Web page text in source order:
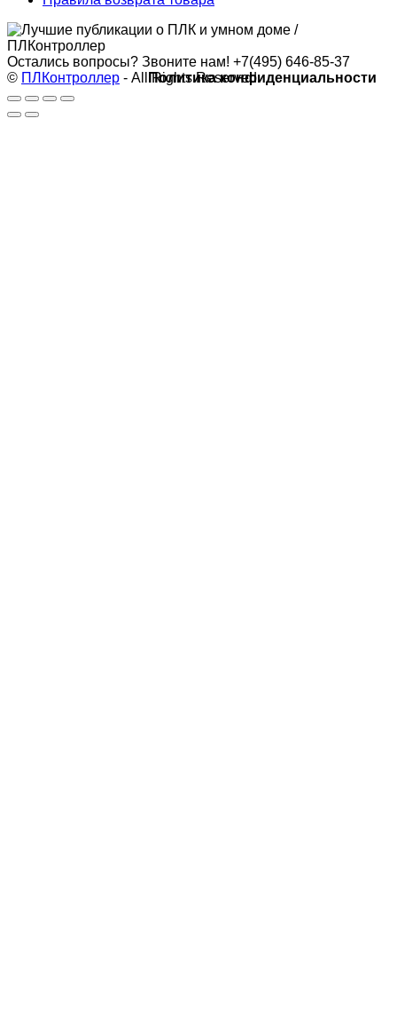
Остались вопросы? Звоните нам! +7(495) 646-85-37
© ПЛКонтроллер - All Rights Reserved
Политика конфиденциальности